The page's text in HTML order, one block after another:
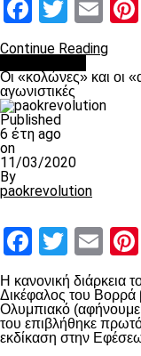
Continue Reading
Οι «κολώνες» και οι
αγωνιστικές
Published
6 έτη ago
on
11/03/2020
By
paokrevolution
Η κανονική διάρκεια
Δικέφαλος του Βορρά
Ολυμπιακό
του επιβλήθηκε
εκδίκαση στην